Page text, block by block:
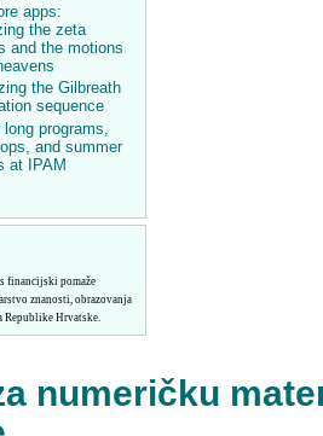
apps:
the zeta
and the motions
the Gilbreath
sequence
programs,
and summer
at IPAM
financijski pomaže
znanosti, obrazovanja
Republike Hrvatske.
numeričku